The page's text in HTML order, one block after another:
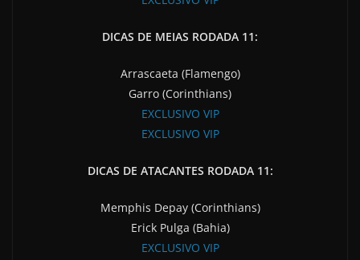
DICAS DE MEIAS RODADA 11:
Arrascaeta (Flamengo)
Garro (Corinthians)
EXCLUSIVO VIP
EXCLUSIVO VIP
DICAS DE ATACANTES RODADA 11:
Memphis Depay (Corinthians)
Erick Pulga (Bahia)
EXCLUSIVO VIP